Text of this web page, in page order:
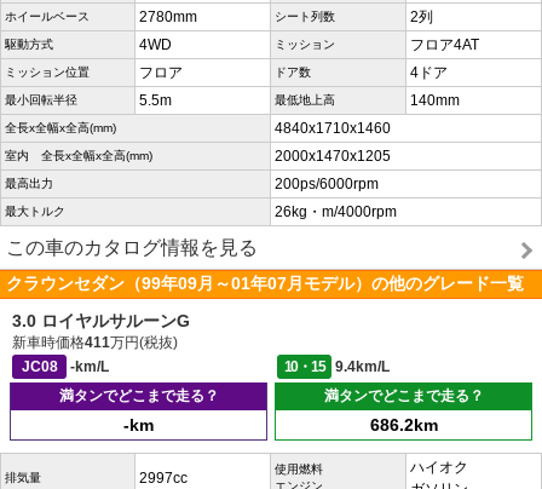
ホイールベース 2780mm シート列数 2列
駆動方式 4WD ミッション フロア4AT
ミッション位置 フロア ドア数 4ドア
最小回転半径 5.5m 最低地上高 140mm
全長x全幅x全高(mm) 4840x1710x1460
室内 全長x全幅x全高(mm) 2000x1470x1205
最高出力 200ps/6000rpm
最大トルク 26kg・m/4000rpm
この車のカタログ情報を見る
クラウンセダン（99年09月～01年07月モデル）の他のグレード一覧
3.0 ロイヤルサルーンG
新車時価格411万円(税抜)
JC08
-km/L 10・15
9.4km/L
満タンでどこまで走る？
-km
満タンでどこまで走る？
686.2km
排気量 2997cc
使用燃料
エンジン
ハイオク